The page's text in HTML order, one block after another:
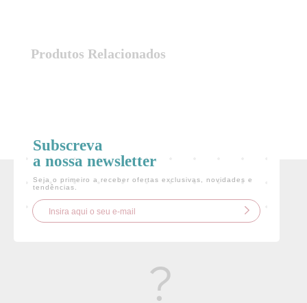
Recuperar Password
CRIAR NOVO CLIENTE
Produtos Relacionados
Subscreva
a nossa newsletter
Seja o primeiro a receber ofertas exclusivas, novidades e
tendências.